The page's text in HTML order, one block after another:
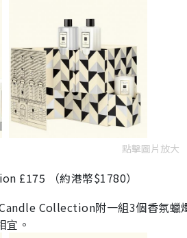
點擊圖片放大
£175 （約港幣$1780）
Collection附一組3個香氛蠟
宜。